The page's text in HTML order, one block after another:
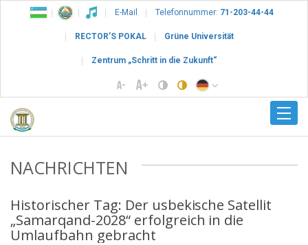
E-Mail Telefonnummer: 71-203-44-44
RECTOR’S POKAL Grüne Universität
Zentrum „Schritt in die Zukunft“
NACHRICHTEN
Historischer Tag: Der usbekische Satellit
„Samarqand-2028“ erfolgreich in die
Umlaufbahn gebracht